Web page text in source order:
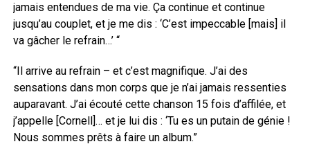
jamais entendues de ma vie. Ça continue et continue
jusqu’au couplet, et je me dis : ‘C’est impeccable [mais] il
va gâcher le refrain…’ “
“Il arrive au refrain – et c’est magnifique. J’ai des
sensations dans mon corps que je n’ai jamais ressenties
auparavant. J’ai écouté cette chanson 15 fois d’affilée, et
j’appelle [Cornell]… et je lui dis : ‘Tu es un putain de génie !
Nous sommes prêts à faire un album.”